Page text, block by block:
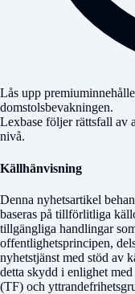
Lås upp
domstolsbevakningen.
Lexbase följer rättsfall av
nivå.
Källhänvisning
Denna nyhetsartikel
baseras på tillförlitliga
tillgängliga handlingar
offentlighetsprincipen,
nyhetstjänst med stöd av
detta skydd i enlighet
(TF) och